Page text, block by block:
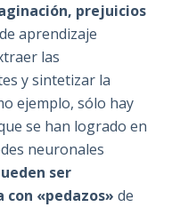
prejuicios
aprendizaje
las
y sintetizar la
ejemplo, sólo hay
se han logrado en
neuronales
ser
«pedazos» de